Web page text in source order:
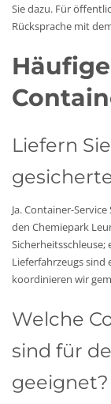
Sie dazu. Für
Rücksprache mit
Liefern
Ja. Container-
den Chemiepark
Sicherheitsschleuse;
Lieferfahrzeugs
koordinieren wir
Welche
sind für
geeignet?